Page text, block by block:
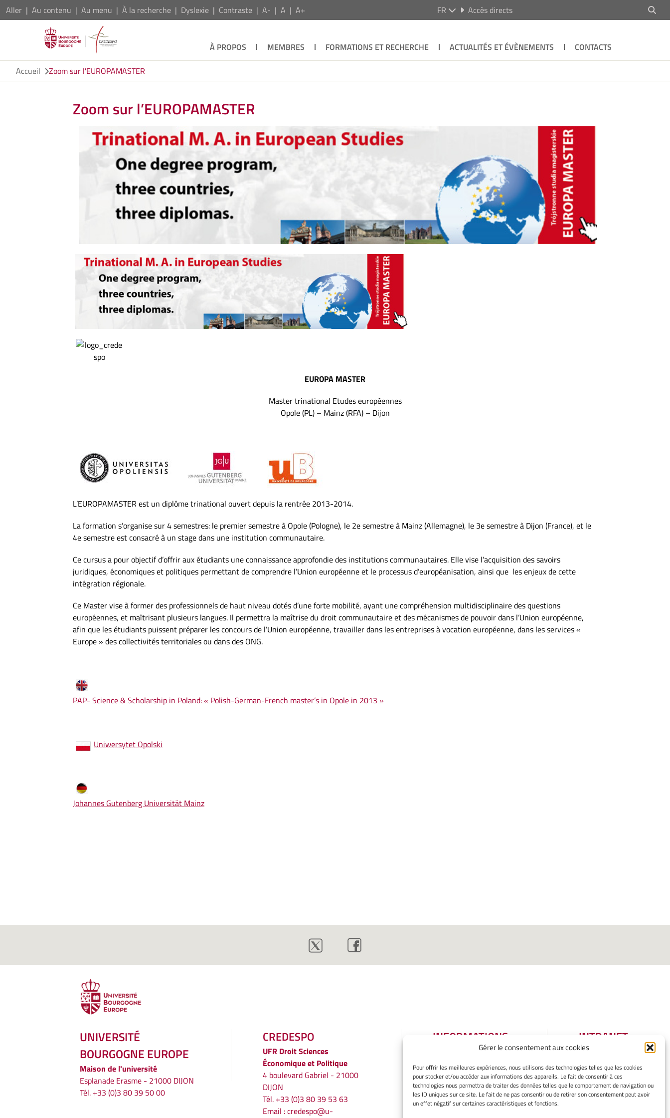
Gérer le consentement aux cookies
Pour offrir les meilleures expériences, nous utilisons des technologies telles que les cookies
pour stocker et/ou accéder aux informations des appareils. Le fait de consentir à ces
technologies nous permettra de traiter des données telles que le comportement de navigation ou
les ID uniques sur ce site. Le fait de ne pas consentir ou de retirer son consentement peut avoir
un effet négatif sur certaines caractéristiques et fonctions.
Aller Au contenu Au menu À la recherche Dyslexie Contraste A- A A+ FR Accès directs
À PROPOS MEMBRES FORMATIONS ET RECHERCHE ACTUALITÉS ET ÉVÈNEMENTS
CONTACTS
Accueil
Zoom sur l'EUROPAMASTER
Zoom sur l’EUROPAMASTER
EUROPA MASTER
Master trinational Etudes européennes
Opole (PL) – Mainz (RFA) – Dijon
L’EUROPAMASTER est un diplôme trinational ouvert depuis la rentrée 2013-2014.
La formation s’organise sur 4 semestres: le premier semestre à Opole (Pologne), le 2e semestre à Mainz (Allemagne), le 3e semestre à Dijon (France), et le
4e semestre est consacré à un stage dans une institution communautaire.
Ce cursus a pour objectif d’offrir aux étudiants une connaissance approfondie des institutions communautaires. Elle vise l’acquisition des savoirs
juridiques, économiques et politiques permettant de comprendre l’Union européenne et le processus d’européanisation, ainsi que les enjeux de cette
intégration régionale.
Ce Master vise à former des professionnels de haut niveau dotés d’une forte mobilité, ayant une compréhension multidisciplinaire des questions
européennes, et maîtrisant plusieurs langues. Il permettra la maîtrise du droit communautaire et des mécanismes de pouvoir dans l’Union européenne,
afin que les étudiants puissent préparer les concours de l’Union européenne, travailler dans les entreprises à vocation européenne, dans les services «
Europe » des collectivités territoriales ou dans des ONG.
PAP- Science & Scholarship in Poland: « Polish-German-French master’s in Opole in 2013 »
Uniwersytet Opolski
Johannes Gutenberg Universität Mainz
UNIVERSITÉ
BOURGOGNE EUROPE
Maison de l'université
Esplanade Erasme - 21000 DIJON
Tél. +33 (0)3 80 39 50 00
CREDESPO
UFR Droit Sciences
Économique et Politique
4 boulevard Gabriel - 21000
DIJON
Tél. +33 (0)3 80 39 53 63
Email :credespo@u-
INFORMATIONS
Mentions légales
Gérer mes cookies
Politique de cookies
Déclaration de
INTRANET